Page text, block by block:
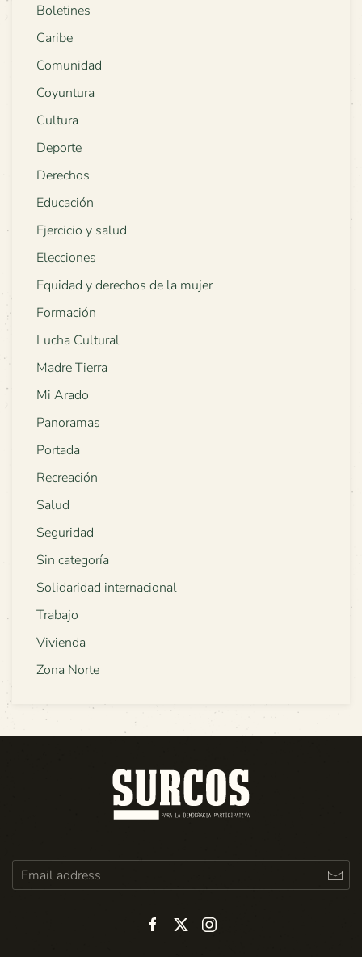
Boletines
Caribe
Comunidad
Coyuntura
Cultura
Deporte
Derechos
Educación
Ejercicio y salud
Elecciones
Equidad y derechos de la mujer
Formación
Lucha Cultural
Madre Tierra
Mi Arado
Panoramas
Portada
Recreación
Salud
Seguridad
Sin categoría
Solidaridad internacional
Trabajo
Vivienda
Zona Norte